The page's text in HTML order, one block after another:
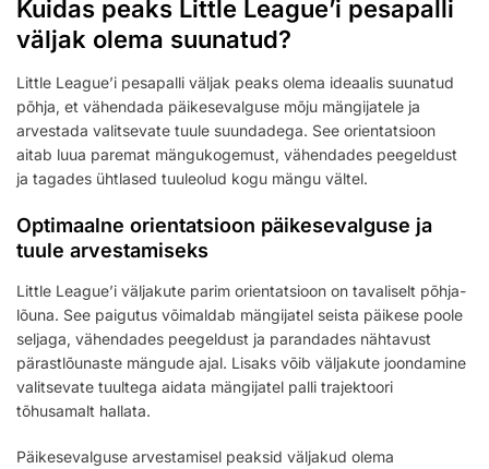
Kuidas peaks Little League’i pesapalli
väljak olema suunatud?
Little League’i pesapalli väljak peaks olema ideaalis suunatud
põhja, et vähendada päikesevalguse mõju mängijatele ja
arvestada valitsevate tuule suundadega. See orientatsioon
aitab luua paremat mängukogemust, vähendades peegeldust
ja tagades ühtlased tuuleolud kogu mängu vältel.
Optimaalne orientatsioon päikesevalguse ja
tuule arvestamiseks
Little League’i väljakute parim orientatsioon on tavaliselt põhja-
lõuna. See paigutus võimaldab mängijatel seista päikese poole
seljaga, vähendades peegeldust ja parandades nähtavust
pärastlõunaste mängude ajal. Lisaks võib väljakute joondamine
valitsevate tuultega aidata mängijatel palli trajektoori
tõhusamalt hallata.
Päikesevalguse arvestamisel peaksid väljakud olema